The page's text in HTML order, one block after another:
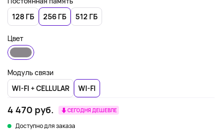
128 ГБ
256 ГБ 512 ГБ
Цвет
Модуль связи
WI-FI + CELLULAR
WI-FI
4 470 руб. СЕГОДНЯ ДЕШЕВЛЕ
Доступно для заказа